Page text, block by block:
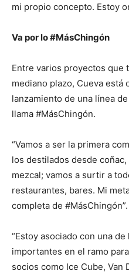
mi propio concepto. Estoy
Va por lo #MásChingón
Entre varios proyectos que
mediano plazo, Cueva está
lanzamiento de una línea
llama #MásChingón.
“Vamos a ser la primera
los destilados desde
mezcal; vamos a surtir a
restaurantes, bares. Mi
completa de #MásChingón”.
“Estoy asociado con una
importantes en el ramo
socios como Ice Cube, Van